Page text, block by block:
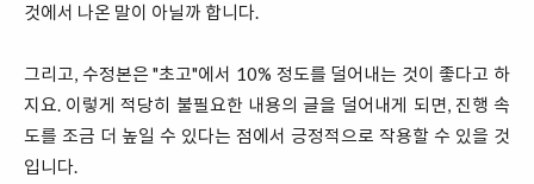
것에서 나온 말이 아닐까 합니다.
그리고, 수정본은 "초고"에서 10% 정도를 덜어내는 것이 좋다고 하
지요. 이렇게 적당히 불필요한 내용의 글을 덜어내게 되면, 진행 속
도를 조금 더 높일 수 있다는 점에서 긍정적으로 작용할 수 있을 것
입니다.